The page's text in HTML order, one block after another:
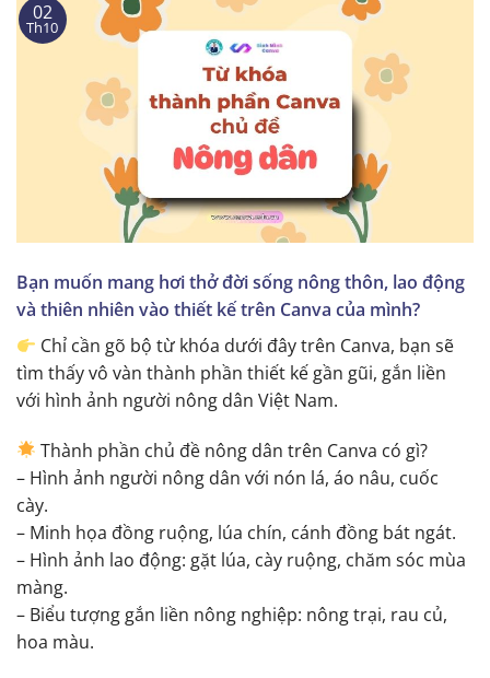
02
Th10
Bạn muốn mang hơi thở đời sống nông thôn, lao động
và thiên nhiên vào thiết kế trên Canva của mình?
Chỉ cần gõ bộ từ khóa dưới đây trên Canva, bạn sẽ
tìm thấy vô vàn thành phần thiết kế gần gũi, gắn liền
với hình ảnh người nông dân Việt Nam.
Thành phần chủ đề nông dân trên Canva có gì?
– Hình ảnh người nông dân với nón lá, áo nâu, cuốc
cày.
– Minh họa đồng ruộng, lúa chín, cánh đồng bát ngát.
– Hình ảnh lao động: gặt lúa, cày ruộng, chăm sóc mùa
màng.
– Biểu tượng gắn liền nông nghiệp: nông trại, rau củ,
hoa màu.